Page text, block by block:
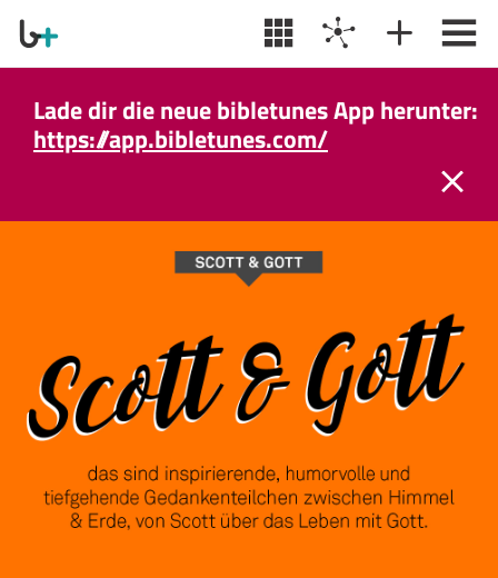
Lade dir die neue bibletunes App herunter:
https://app.bibletunes.com/